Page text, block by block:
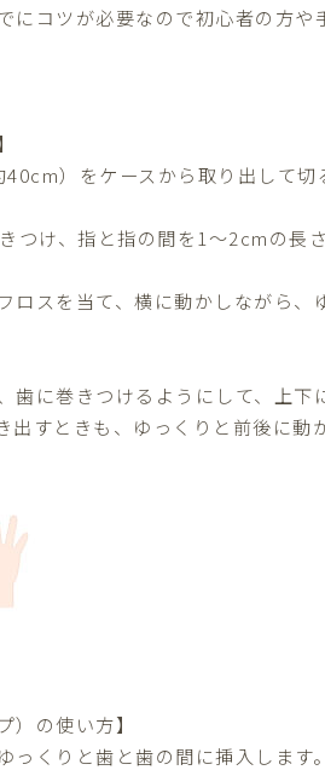
にコツが必要なので初心者の方
）をケースから取り出して切
け、指と指の間を1～2cmの長さ
スを当て、横に動かしながら、
に巻きつけるようにして、上下
出すときも、ゆっくりと前後に動
）の使い方】
くりと歯と歯の間に挿入します